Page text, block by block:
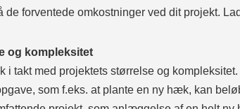
de forventede omkostninger ved dit projekt.
og kompleksitet
i takt med projektets størrelse og kompleksitet.
som f.eks. at plante en ny hæk, kan